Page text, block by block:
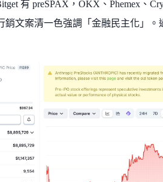
有 preSPAX，OKX、Phemex、
銷文案清一色強調「金融民主化」